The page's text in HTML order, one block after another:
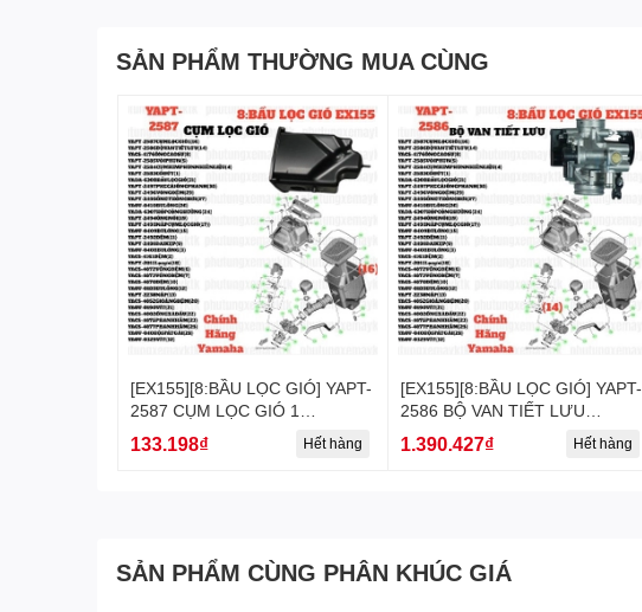
SẢN PHẨM THƯỜNG MUA CÙNG
[EX155][8:BẦU LỌC GIÓ] YAPT-
2587 CỤM LỌC GIÓ 1
EX155(2022)-[Yamaha] (16)
133.198₫ Hết hàng
[EX155][8:BẦU LỌC GIÓ] YAPT-
2586 BỘ VAN TIẾT LƯU
EX155(2022)-[Yamaha] (14)
1.390.427₫ Hết hàng
SẢN PHẨM CÙNG PHÂN KHÚC GIÁ